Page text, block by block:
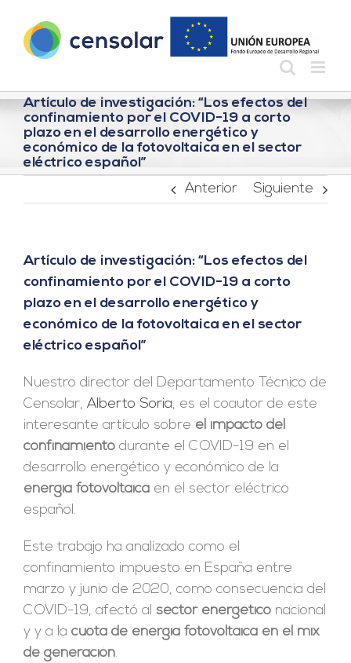
contenido
Artículo de investigación: “Los efectos del
confinamiento por el COVID-19 a corto
plazo en el desarrollo energético y
económico de la fotovoltaica en el sector
eléctrico español”
Anterior
Siguiente
Artículo de investigación: “Los efectos del
confinamiento por el COVID-19 a corto
plazo en el desarrollo energético y
económico de la fotovoltaica en el sector
eléctrico español”
Nuestro director del Departamento Técnico de
Censolar, Alberto Soria, es el coautor de este
interesante artículo sobre el impacto del
confinamientodurante el COVID-19 en el
desarrollo energético y económico de la
energía fotovoltaicaen el sector eléctrico
español.
Este trabajo ha analizado como el
confinamiento impuesto en España entre
marzo y junio de 2020, como consecuencia del
COVID-19, afectó al sector energéticonacional
y y a la cuota de energía fotovoltaica en el mix
de generación.